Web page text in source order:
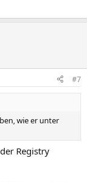
#7
wie er unter
Registry